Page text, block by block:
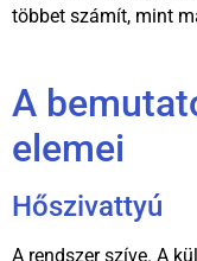
többet számít, mint
A
elemei
Hőszivattyú
A rendszer szíve. A